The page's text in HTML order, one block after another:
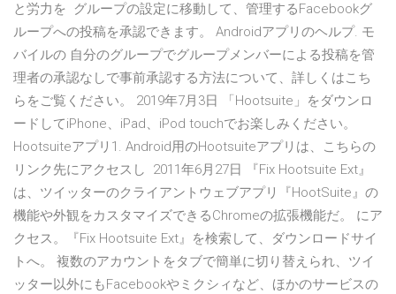
と労力を グループの設定に移動して、管理するFacebookグ
ループへの投稿を承認できます。 Androidアプリのヘルプ. モ
バイルの 自分のグループでグループメンバーによる投稿を管
理者の承認なしで事前承認する方法について、詳しくはこち
らをご覧ください。 2019年7月3日 「Hootsuite」をダウンロ
ードしてiPhone、iPad、iPod touchでお楽しみください。
Hootsuiteアプリ1. Android用のHootsuiteアプリは、こちらの
リンク先にアクセスし 2011年6月27日 『Fix Hootsuite Ext』
は、ツイッターのクライアントウェブアプリ『HootSuite』の
機能や外観をカスタマイズできるChromeの拡張機能だ。 にア
クセス。『Fix Hootsuite Ext』を検索して、ダウンロードサイ
トへ。 複数のアカウントをタブで簡単に切り替えられ、ツイ
ッター以外にもFacebookやミクシィなど、ほかのサービスの